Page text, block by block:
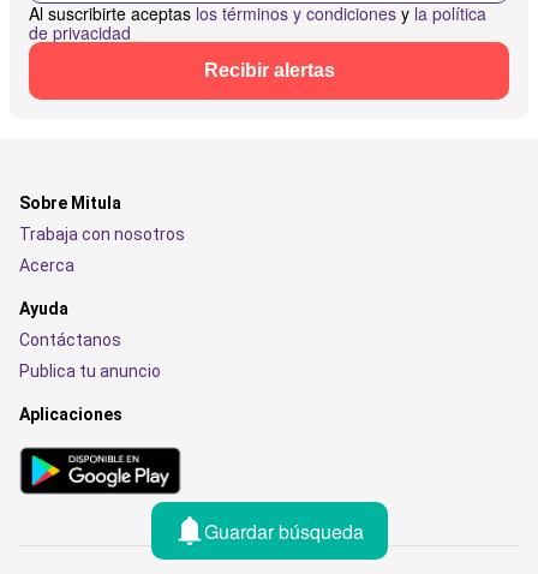
Al suscribirte aceptas los términos y condiciones y la política
de privacidad
Recibir alertas
Guardar búsqueda
Sobre Mitula
Trabaja con nosotros
Acerca
Ayuda
Contáctanos
Publica tu anuncio
Aplicaciones